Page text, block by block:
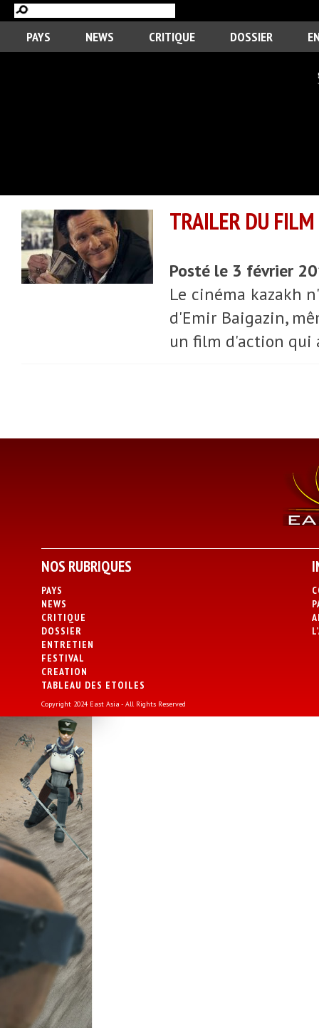
PAYS NEWS CRITIQUE DOSSIER
TRAILER DU
Posté le 3 février
Le cinéma kazakh
d'Emir Baigazin,
un film d'action qui
NOS RUBRIQUES
PAYS
NEWS
CRITIQUE
DOSSIER
ENTRETIEN
FESTIVAL
CREATION
TABLEAU DES ETOILES
Copyright 2024 East Asia - All Rights Reserved